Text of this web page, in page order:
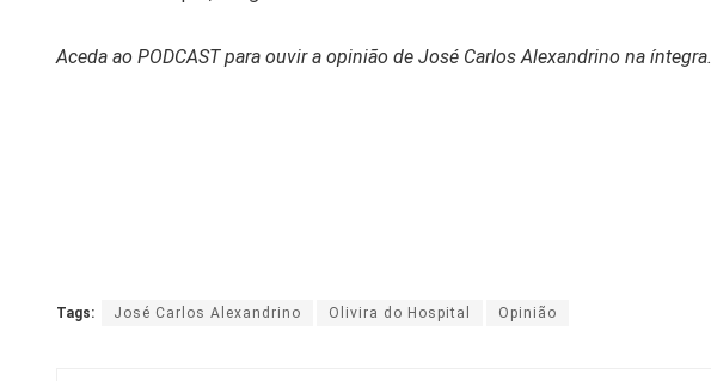
Aceda ao PODCAST para ouvir a opinião de José Carlos Alexandrino na íntegra.
Tags: José Carlos Alexandrino Olivira do Hospital Opinião